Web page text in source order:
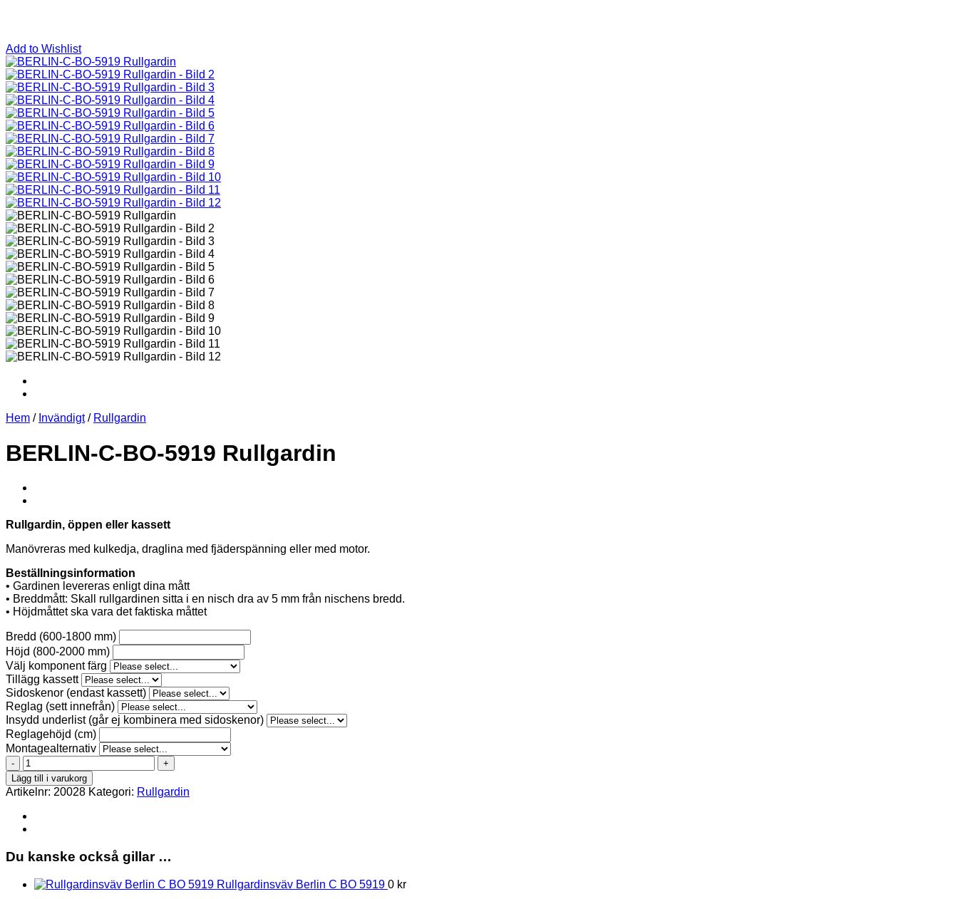
Add to Wishlist
Hem / Invändigt / Rullgardin
BERLIN-C-BO-5919 Rullgardin
Rullgardin, öppen eller kassett
Manövreras med kulkedja, draglina med fjäderspänning eller med motor.
Beställningsinformation
• Gardinen levereras enligt dina mått
• Breddmått: Skall rullgardinen sitta i en nisch dra av 5 mm från nischens bredd.
• Höjdmåttet ska vara det faktiska måttet
Bredd (600-1800 mm)
Höjd (800-2000 mm)
Välj komponent färg
Tillägg kassett
Sidoskenor (endast kassett)
Reglag (sett innefrån)
Insydd underlist (går ej kombinera med sidoskenor)
Reglagehöjd (cm)
Montagealternativ
BERLIN-
C-
BO-
5919
Rullgardin
mängd
Lägg till i varukorg
Artikelnr: 20028 Kategori: Rullgardin
Du kanske också gillar …
Rullgardinsväv Berlin C BO 5919 0 kr